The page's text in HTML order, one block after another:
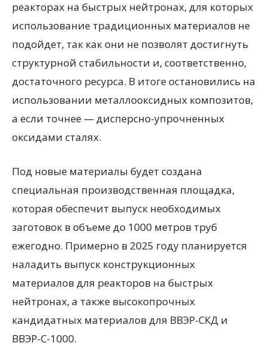
реакторах на быстрых нейтронах, для которых
использование традиционных материалов не
подойдет, так как они не позволят достигнуть
структурной стабильности и, соответственно,
достаточного ресурса. В итоге остановились на
использовании металлооксидных композитов,
а если точнее — дисперсно-упрочненных
оксидами сталях.
Под новые материалы будет создана
специальная производственная площадка,
которая обеспечит выпуск необходимых
заготовок в объеме до 1000 метров труб
ежегодно. Примерно в 2025 году планируется
наладить выпуск конструкционных
материалов для реакторов на быстрых
нейтронах, а также высокопрочных
кандидатных материалов для ВВЭР-СКД и
ВВЭР-С-1000.